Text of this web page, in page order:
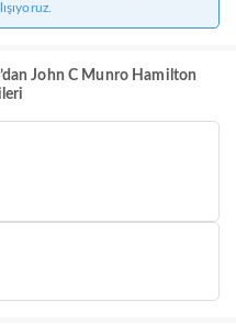
John C Munro Hamilton